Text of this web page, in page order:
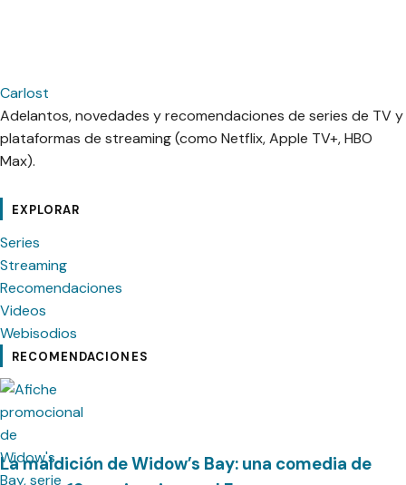
Carlost
Adelantos, novedades y recomendaciones de series de TV y
plataformas de streaming (como Netflix, Apple TV+, HBO
Max).
EXPLORAR
Series
Streaming
Recomendaciones
Videos
Webisodios
RECOMENDACIONES
La maldición de Widow’s Bay: una comedia de